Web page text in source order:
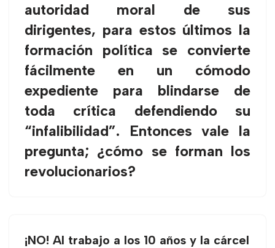
autoridad moral de sus
dirigentes, para estos últimos la
formación política se convierte
fácilmente en un cómodo
expediente para blindarse de
toda crítica defendiendo su
“infalibilidad”. Entonces vale la
pregunta; ¿cómo se forman los
revolucionarios?
¡NO! Al trabajo a los 10 años y la cárcel